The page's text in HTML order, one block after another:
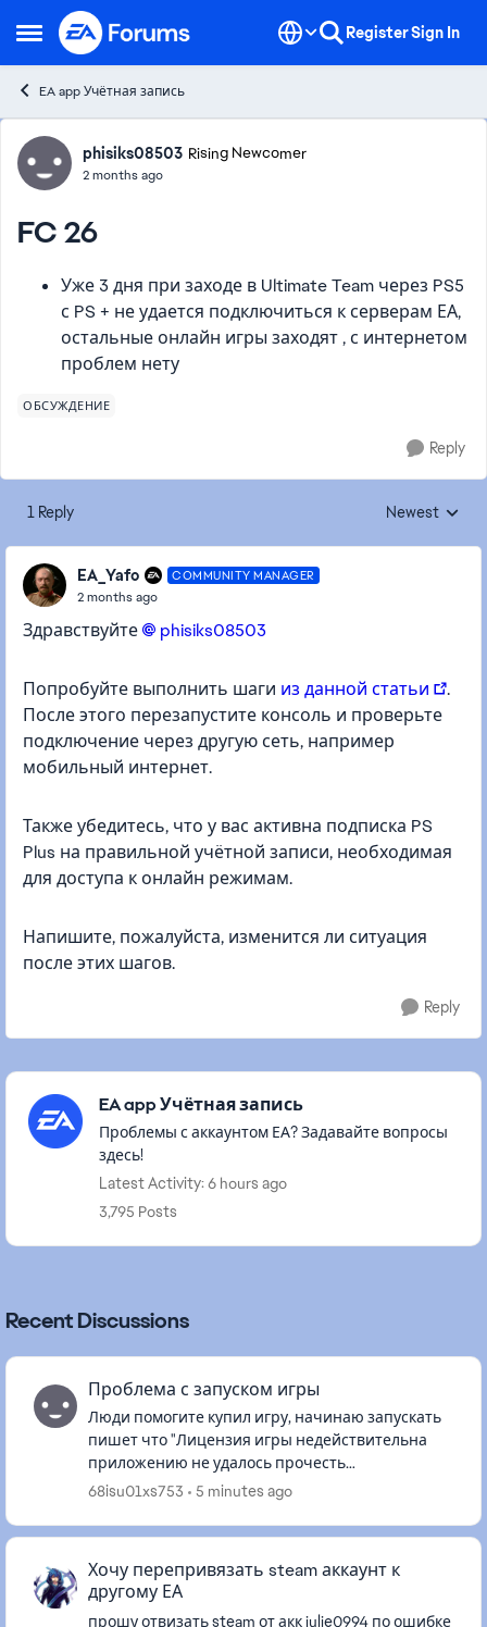
Open Side Menu
Skip to content RegisterSign In
EA app Учётная запись
Forum Discussion
phisiks08503 Rising Newcomer
2 months ago
FC 26
Уже 3 дня при заходе в Ultimate Team через PS5
с PS + не удается подключиться к серверам ЕА,
остальные онлайн игры заходят , с интернетом
проблем нету
ОБСУЖДЕНИЕ
Reply
1 Reply Replies sorted
Newest
EA_Yafo COMMUNITY MANAGER
2 months ago
Здравствуйте phisiks08503​
Попробуйте выполнить шаги из данной статьи
.
После этого перезапустите консоль и проверьте
подключение через другую сеть, например
мобильный интернет.
Также убедитесь, что у вас активна подписка PS
Plus на правильной учётной записи, необходимая
для доступа к онлайн режимам.
Напишите, пожалуйста, изменится ли ситуация
после этих шагов.
Reply
Featured Places
EA app Учётная запись
Проблемы с аккаунтом ЕА? Задавайте вопросы
здесь!
Latest Activity: 6 hours ago
3,795 Posts
Recent Discussions
Проблема с запуском игры
Люди помогите купил игру, начинаю запускать
пишет что "Лицензия игры недействительна
приложению не удалось прочесть
лицензионный файл игры, поэтому мы
режиме....
68isu01xs753 5 minutes ago
Хочу перепривязать steam аккаунт к
другому ЕА
прошу отвизать steam от акк julie0994 по ошибке